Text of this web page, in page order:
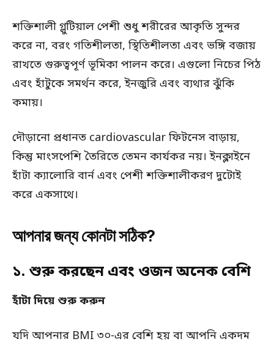
শক্তিশালী গ্লুটিয়াল পেশী শুধু শরীরের আকৃতি সুন্দর
করে না, বরং গতিশীলতা, স্থিতিশীলতা এবং ভঙ্গি বজায়
রাখতে গুরুত্বপূর্ণ ভূমিকা পালন করে। এগুলো নিচের পিঠ
এবং হাঁটুকে সমর্থন করে, ইনজুরি এবং ব্যথার ঝুঁকি
কমায়।
দৌড়ানো প্রধানত cardiovascular ফিটনেস বাড়ায়,
কিন্তু মাংসপেশি তৈরিতে তেমন কার্যকর নয়। ইনক্লাইনে
হাঁটা ক্যালোরি বার্ন এবং পেশী শক্তিশালীকরণ দুটোই
করে একসাথে।
আপনার জন্য কোনটা সঠিক?
১. শুরু করছেন এবং ওজন অনেক বেশি
হাঁটা দিয়ে শুরু করুন
যদি আপনার BMI ৩০-এর বেশি হয় বা আপনি একদম